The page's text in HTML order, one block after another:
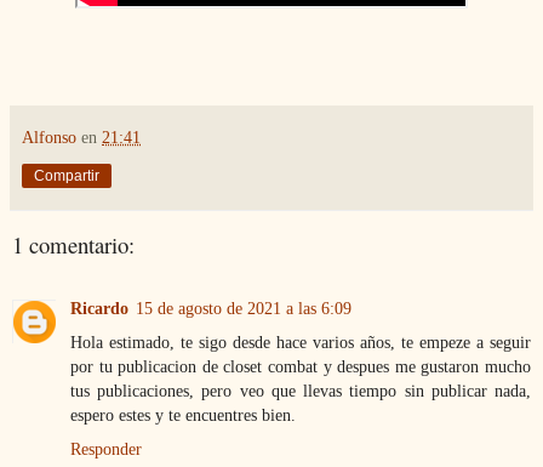
Alfonso en 21:41
Compartir
1 comentario:
Ricardo 15 de agosto de 2021 a las 6:09
Hola estimado, te sigo desde hace varios años, te empeze a seguir
por tu publicacion de closet combat y despues me gustaron mucho
tus publicaciones, pero veo que llevas tiempo sin publicar nada,
espero estes y te encuentres bien.
Responder